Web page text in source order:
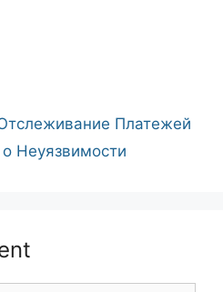
Платежей
Неуязвимости